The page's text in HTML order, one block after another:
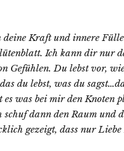
Kraft und innere
Ich kann dir nur
Gefühlen. Du lebst vor,
du lebst, was du
es was bei mir den
schuf dann den Raum
gezeigt, dass nur